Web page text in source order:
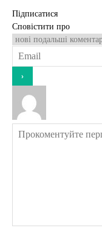
Підписатися
Сповістити про